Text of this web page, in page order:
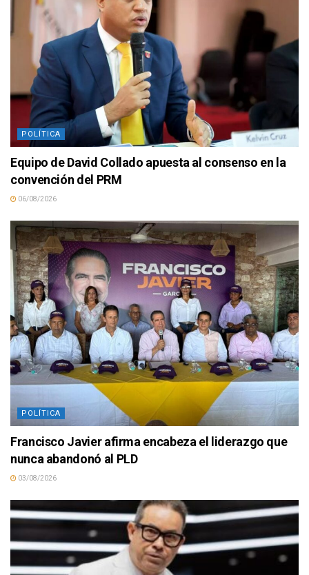
POLÍTICA
Equipo de David Collado apuesta al consenso en la
convención del PRM
06/08/2026
POLÍTICA
Francisco Javier afirma encabeza el liderazgo que
nunca abandonó al PLD
03/08/2026